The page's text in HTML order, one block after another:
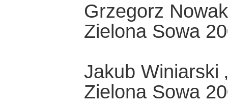
Grzegorz
Zielona Sowa
Jakub Winiarski
Zielona Sowa